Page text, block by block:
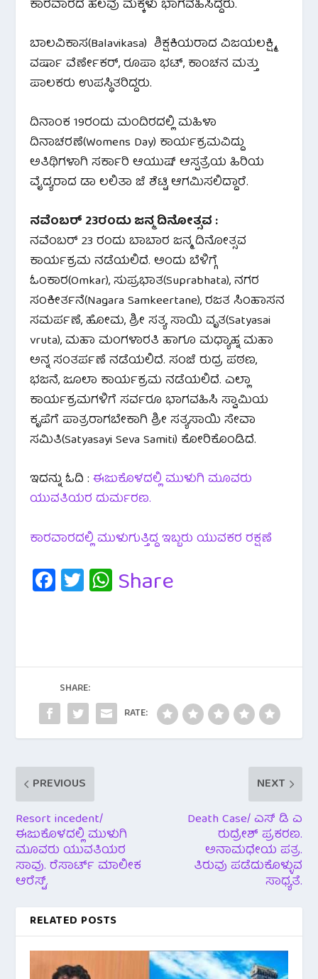
ಕಾರವಾರದ ಹಲವು ಮಕ್ಕಳು ಭಾಗವಹಿಸಿದ್ದರು.
ಬಾಲವಿಕಾಸ(Balavikasa) ಶಿಕ್ಷಕಿಯರಾದ ವಿಜಯಲಕ್ಷ್ಮಿ,
ವರ್ಷಾ ವೆರ್ಣೇಕರ್, ರೂಪಾ ಭಟ್, ಕಾಂಚನ ಮತ್ತು
ಪಾಲಕರು ಉಪಸ್ಥಿತರಿದ್ದರು.
ದಿನಾಂಕ 19ರಂದು ಮಂದಿರದಲ್ಲಿ ಮಹಿಳಾ
ದಿನಾಚರಣೆ(Womens Day) ಕಾರ್ಯಕ್ರಮವಿದ್ದು
ಅತಿಥಿಗಳಾಗಿ ಸರ್ಕಾರಿ ಆಯುಷ್ ಆಸ್ಪತ್ರೆಯ ಹಿರಿಯ
ವೈದ್ಯರಾದ ಡಾ ಲಲಿತಾ ಜೆ ಶೆಟ್ಟಿ ಆಗಮಿಸಲಿದ್ದಾರೆ.
ನವೆಂಬರ್ 23ರಂದು ಜನ್ಮ ದಿನೋತ್ಸವ :
ನವೆಂಬರ್ 23 ರಂದು ಬಾಬಾರ ಜನ್ಮ ದಿನೋತ್ಸವ
ಕಾರ್ಯಕ್ರಮ ನಡೆಯಲಿದೆ. ಅಂದು ಬೆಳಿಗ್ಗೆ
ಓಂಕಾರ(Omkar), ಸುಪ್ರಭಾತ(Suprabhata), ನಗರ
ಸಂಕೀರ್ತನೆ(Nagara Samkeertane), ರಜತ ಸಿಂಹಾಸನ
ಸಮರ್ಪಣೆ, ಹೋಮ, ಶ್ರೀ ಸತ್ಯ ಸಾಯಿ ವೃತ(Satyasai
vruta), ಮಹಾ ಮಂಗಳಾರತಿ ಹಾಗೂ ಮಧ್ಯಾಹ್ನ ಮಹಾ
ಅನ್ನ ಸಂತರ್ಪಣೆ ನಡೆಯಲಿದೆ. ಸಂಜೆ ರುದ್ರ ಪಠಣ,
ಭಜನೆ, ಜೂಲಾ ಕಾರ್ಯಕ್ರಮ ನಡೆಯಲಿದೆ. ಎಲ್ಲಾ
ಕಾರ್ಯಕ್ರಮಗಳಿಗೆ ಸರ್ವರೂ ಭಾಗವಹಿಸಿ ಸ್ವಾಮಿಯ
ಕೃಪೆಗೆ ಪಾತ್ರರಾಗಬೇಕಾಗಿ ಶ್ರೀ ಸತ್ಯಸಾಯಿ ಸೇವಾ
ಸಮಿತಿ(Satyasayi Seva Samiti) ಕೋರಿಕೊಂಡಿದೆ.
ಇದನ್ನು ಓದಿ :ಈಜುಕೊಳದಲ್ಲಿ ಮುಳುಗಿ ಮೂವರು
ಯುವತಿಯರ ದುರ್ಮರಣ.
ಕಾರವಾರದಲ್ಲಿ ಮುಳುಗುತ್ತಿದ್ದ ಇಬ್ಬರು ಯುವಕರ ರಕ್ಷಣೆ
Fa
c
o
o
k
T
wi
W
A
p
p
Share
SHARE:
RATE:
PREVIOUS
Resort incedent/
ಈಜುಕೊಳದಲ್ಲಿ ಮುಳುಗಿ
ಮೂವರು ಯುವತಿಯರ
ಸಾವು. ರೆಸಾರ್ಟ್ ಮಾಲೀಕ
ಆರೆಸ್ಟ್.
NEXT
Death Case/ ಎಸ್ ಡಿ ಎ
ರುದ್ರೇಶ್ ಪ್ರಕರಣ.
ಅನಾಮಧೇಯ ಪತ್ರ.
ತಿರುವು ಪಡೆದುಕೊಳ್ಳುವ
ಸಾಧ್ಯತೆ.
RELATED POSTS